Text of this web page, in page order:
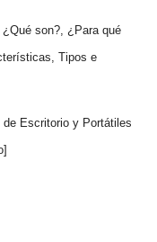
son?, ¿Para qué
Tipos e
de Escritorio y Portátiles